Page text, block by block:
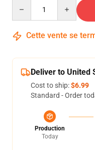
Cette vente se
Deliver to United
Cost to ship:$6.99
Standard - Order
Production
Today